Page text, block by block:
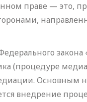
праве — это,
(процедуре
Основным
внедрение